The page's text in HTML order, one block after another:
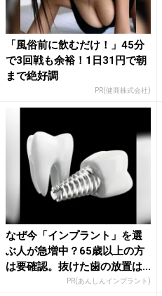
「風俗前に飲むだけ！」45分
で3回戦も余裕！1日31円で朝
まで絶好調
PR(健商株式会社)
なぜ今「インプラント」を選
ぶ人が急増中？65歳以上の方
は要確認。抜けた歯の放置は...
PR(あんしんインプラント)